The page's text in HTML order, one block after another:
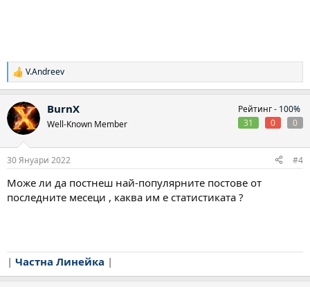
Р
е
к
ц
и
V.Andreev
BurnX
Well-Known Member
Рейтинг - 100%
31
0 0
30 Януари 2022 #4
Може ли да постнеш най-популярните постове от
последните месеци , каква им е статистиката ?
| Частна Линейка |